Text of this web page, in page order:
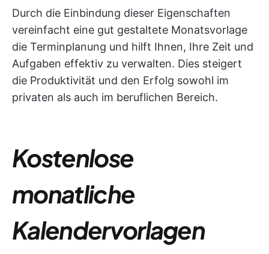
Durch die Einbindung dieser Eigenschaften
vereinfacht eine gut gestaltete Monatsvorlage
die Terminplanung und hilft Ihnen, Ihre Zeit und
Aufgaben effektiv zu verwalten. Dies steigert
die Produktivität und den Erfolg sowohl im
privaten als auch im beruflichen Bereich.
Kostenlose
monatliche
Kalendervorlagen